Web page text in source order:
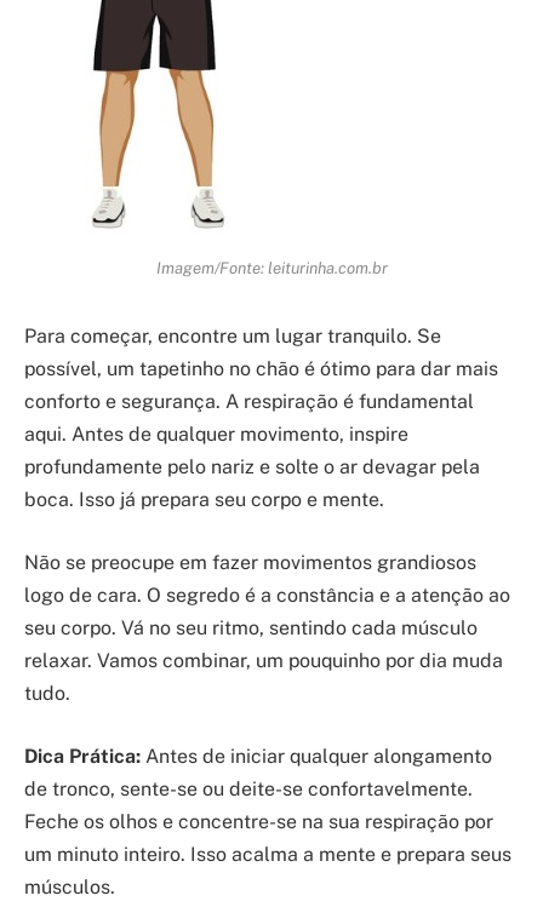
Imagem/Fonte: leiturinha.com.br
Para começar, encontre um lugar tranquilo. Se
possível, um tapetinho no chão é ótimo para dar mais
conforto e segurança. A respiração é fundamental
aqui. Antes de qualquer movimento, inspire
profundamente pelo nariz e solte o ar devagar pela
boca. Isso já prepara seu corpo e mente.
Não se preocupe em fazer movimentos grandiosos
logo de cara. O segredo é a constância e a atenção ao
seu corpo. Vá no seu ritmo, sentindo cada músculo
relaxar. Vamos combinar, um pouquinho por dia muda
tudo.
Dica Prática: Antes de iniciar qualquer alongamento
de tronco, sente-se ou deite-se confortavelmente.
Feche os olhos e concentre-se na sua respiração por
um minuto inteiro. Isso acalma a mente e prepara seus
músculos.